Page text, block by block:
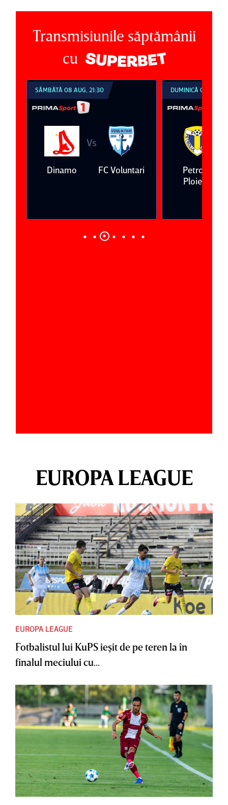
Transmisiunile săptămânii
cu
SÂMBĂTĂ 08 AUG, 21:30
Dinamo
Vs
FC Voluntari
DUMINICĂ 09 AUG,
Petrolul
Ploieşti
EUROPA LEAGUE
EUROPA LEAGUE
Fotbalistul lui KuPS ieşit de pe teren la în
finalul meciului cu...